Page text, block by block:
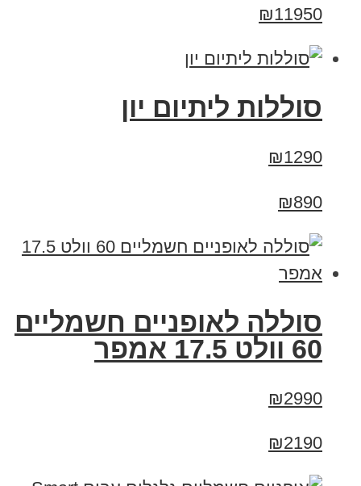
₪11950
סוללות ליתיום יון
₪1290
₪890
סוללה לאופניים חשמליים
60 וולט 17.5 אמפר
₪2990
₪2190